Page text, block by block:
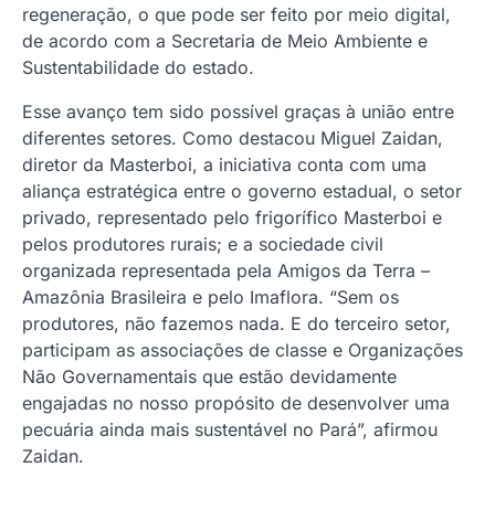
regeneração, o que pode ser feito por meio digital,
de acordo com a Secretaria de Meio Ambiente e
Sustentabilidade do estado.
Esse avanço tem sido possível graças à união entre
diferentes setores. Como destacou Miguel Zaidan,
diretor da Masterboi, a iniciativa conta com uma
aliança estratégica entre o governo estadual, o setor
privado, representado pelo frigorífico Masterboi e
pelos produtores rurais; e a sociedade civil
organizada representada pela Amigos da Terra –
Amazônia Brasileira e pelo Imaflora. “Sem os
produtores, não fazemos nada. E do terceiro setor,
participam as associações de classe e Organizações
Não Governamentais que estão devidamente
engajadas no nosso propósito de desenvolver uma
pecuária ainda mais sustentável no Pará”, afirmou
Zaidan.